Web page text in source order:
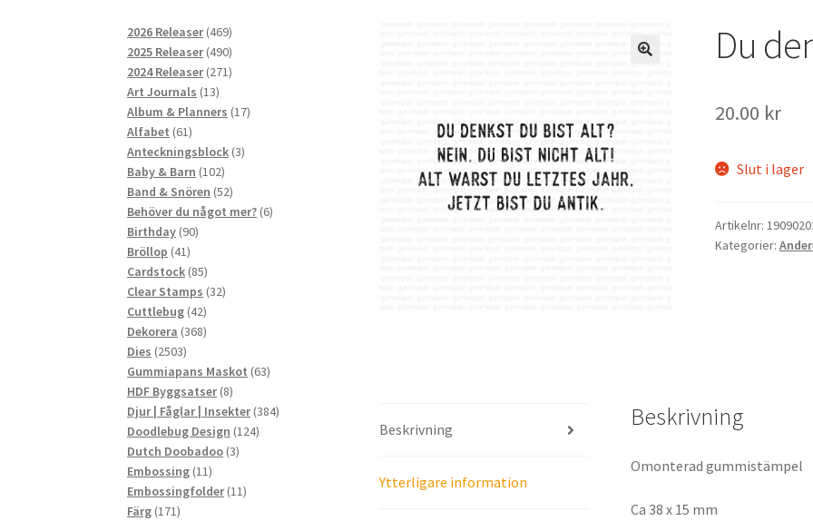
Du
20.00 kr
Slut i lager
Artikelnr:
Kategorier:
Beskrivning
Ytterligare information
Beskrivning
Omonterad gummistämpel
Ca 38 x 15 mm
2026 Releaser 469469
produkter
2025 Releaser 490490
produkter
2024 Releaser 271271
Art Journals 1313
produkter
Album & Planners 1717
Alfabet 6161
produkter
Anteckningsblock 33
Baby & Barn 102102
produkter
Band & Snören 5252
produkter
Behöver du något mer? 66
Birthday 9090
Bröllop 4141
produkter
Cardstock 8585
produkter
Clear Stamps 3232
Cuttlebug 4242
produkter
Dekorera 368368
Dies 25032503
produkter
Gummiapans Maskot 6363
HDF Byggsatser 88
produkter
Djur | Fåglar | Insekter 384384
Doodlebug Design 124124
Dutch Doobadoo 33
Embossing 1111
produkter
Embossingfolder 1111
Färg 171171